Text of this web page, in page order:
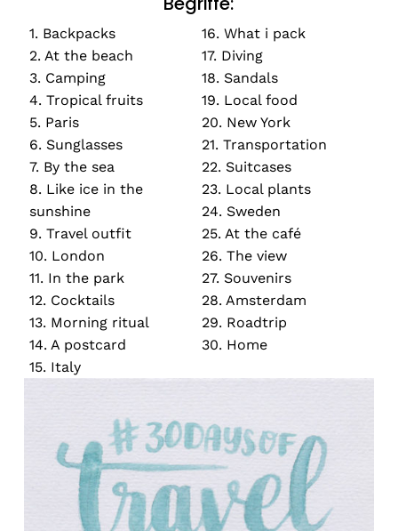
1. Backpacks
2. At the beach
3. Camping
4. Tropical fruits
5. Paris
6. Sunglasses
7. By the sea
8. Like ice in the
sunshine
9. Travel outfit
10. London
11. In the park
12. Cocktails
13. Morning ritual
14. A postcard
15. Italy
16. What i pack
17. Diving
18. Sandals
19. Local food
20. New York
21. Transportation
22. Suitcases
23. Local plants
24. Sweden
25. At the café
26. The view
27. Souvenirs
28. Amsterdam
29. Roadtrip
30. Home